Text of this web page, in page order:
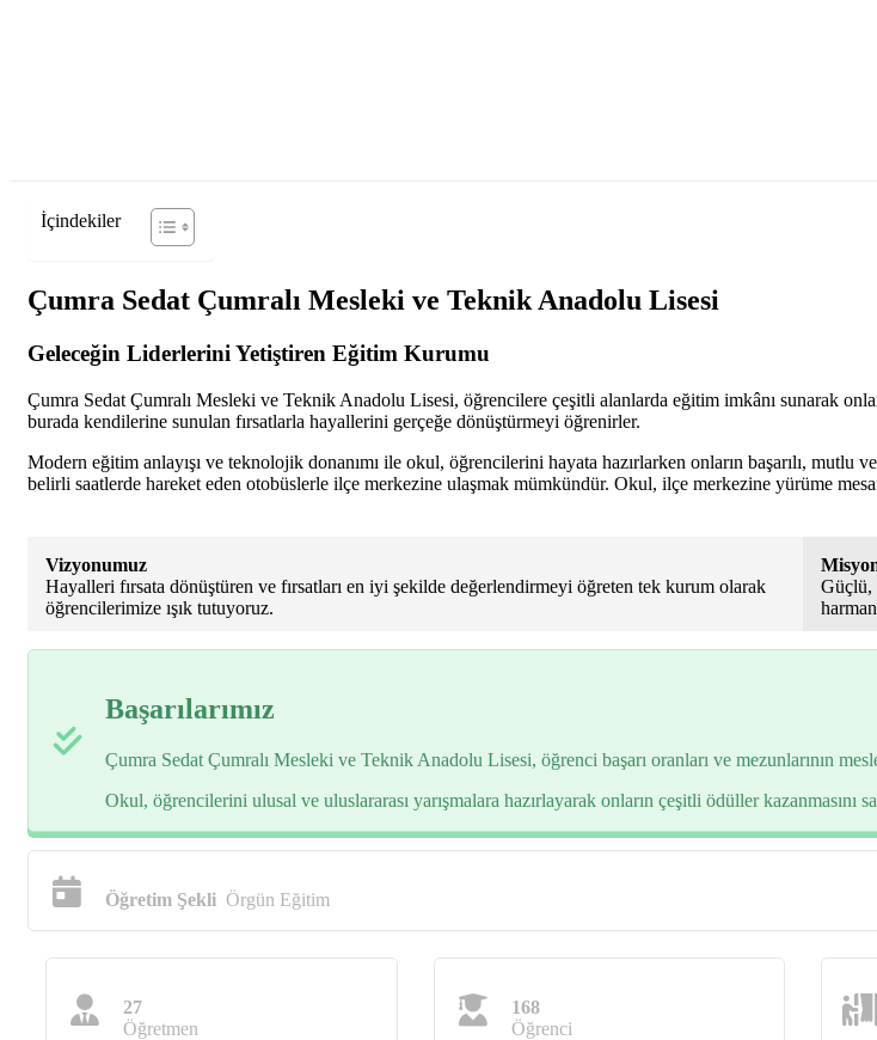
İçindekiler
Çumra Sedat Çumralı Mesleki ve Teknik Anadolu Lisesi
Geleceğin Liderlerini Yetiştiren Eğitim Kurumu
Çumra Sedat Çumralı Mesleki ve Teknik Anadolu Lisesi, öğrencilere çeşitli alanlarda eğitim imkânı sunarak
burada kendilerine sunulan fırsatlarla hayallerini gerçeğe dönüştürmeyi öğrenirler.
Modern eğitim anlayışı ve teknolojik donanımı ile okul, öğrencilerini hayata hazırlarken onların başarılı,
belirli saatlerde hareket eden otobüslerle ilçe merkezine ulaşmak mümkündür. Okul, ilçe merkezine yürüme
Vizyonumuz
Hayalleri fırsata dönüştüren ve fırsatları en iyi şekilde değerlendirmeyi öğreten tek kurum olarak
öğrencilerimize ışık tutuyoruz.
Güçlü,
Başarılarımız
Çumra Sedat Çumralı Mesleki ve Teknik Anadolu Lisesi, öğrenci başarı oranları ve mezunlarının
Okul, öğrencilerini ulusal ve uluslararası yarışmalara hazırlayarak onların çeşitli ödüller
Öğretim Şekli Örgün Eğitim
27
Öğretmen
168
Öğrenci